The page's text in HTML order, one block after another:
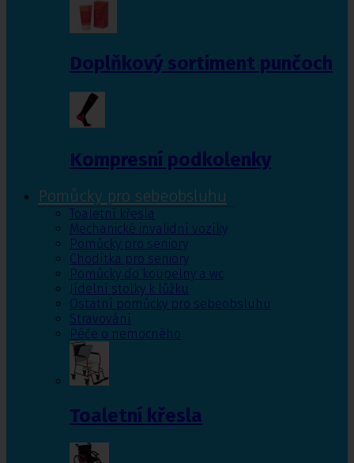
Doplňkový sortiment punčoch
Kompresní podkolenky
Pomůcky pro sebeobsluhu
Toaletní křesla
Mechanické invalidní vozíky
Pomůcky pro seniory
Chodítka pro seniory
Pomůcky do koupelny a wc
Jídelní stolky k lůžku
Ostatní pomůcky pro sebeobsluhu
Stravování
Péče o nemocného
Toaletní křesla